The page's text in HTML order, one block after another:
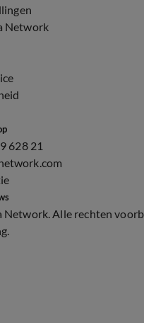
Network
628 21
Network. Alle rechten